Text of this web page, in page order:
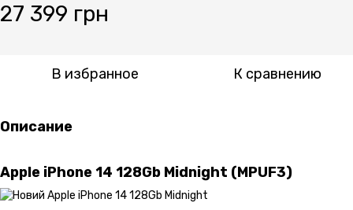
27 399 грн
В избранное К сравнению
Описание
Apple iPhone 14 128Gb Midnight (MPUF3)